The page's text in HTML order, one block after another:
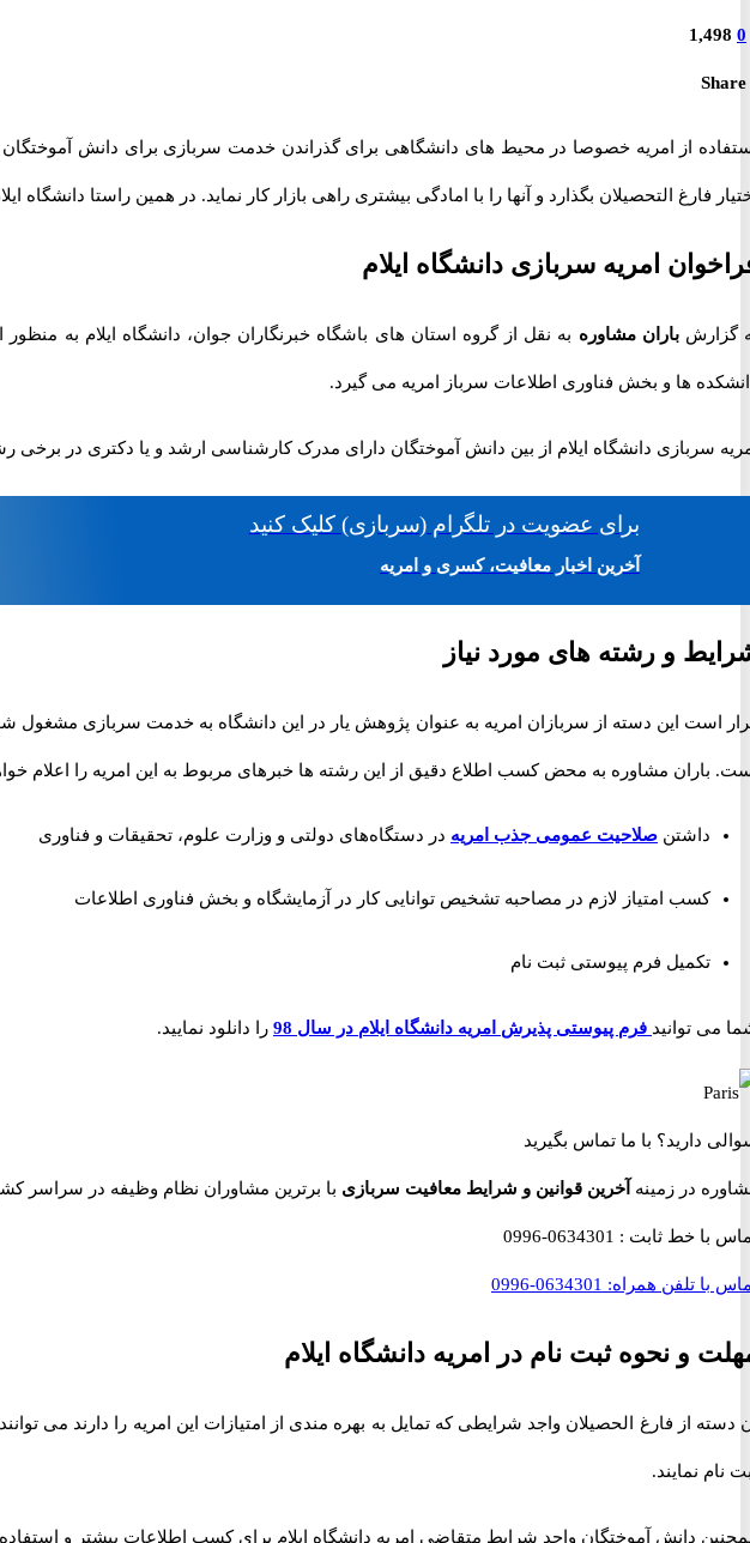
0
1,498
Share
از امریه خصوصا در محیط های دانشگاهی برای گذراندن خدمت سربازی برای دانش
فارغ التحصیلان بگذارد و آنها را با امادگی بیشتری راهی بازار کار نماید. در همین راستا دانشگاه ایلام شرایط جذب
امریه سربازی دانشگاه ایلام
گزارشباران مشاوره به نقل از گروه استان های باشگاه خبرنگاران جوان، دانشگاه ایلام به
ها و بخش فناوری اطلاعات سرباز امریه می گیرد.
سربازی دانشگاه ایلام از بین دانش آموختگان دارای مدرک کارشناسی ارشد و یا دکتری در برخی
برای عضویت در تلگرام (سربازی) کلیک کنید
آخرین اخبار معافیت، کسری و امریه
و رشته های مورد نیاز
است این دسته از سربازان امریه به عنوان پژوهش یار در این دانشگاه به خدمت سربازی مشغول
باران مشاوره به محض کسب اطلاع دقیق از این رشته ها خبرهای مربوط به این امریه را اعلام
داشتن صلاحیت عمومی جذب امریه در دستگاه‌های دولتی و وزارت علوم، تحقیقات و فناوری
کسب امتیاز لازم در مصاحبه تشخیص توانایی کار در آزمایشگاه و بخش فناوری اطلاعات
تکمیل فرم پیوستی ثبت نام
می توانید فرم پیوستی پذیرش امریه دانشگاه ایلام در سال 98 را دانلود نمایید.
دارید؟ با ما تماس بگیرید
در زمینه آخرین قوانین و شرایط معافیت سربازی با برترین مشاوران نظام وظیفه در سراسر کشور از 8 صبح الی 12 شب حتی
با خط ثابت : 0634301-0996
با تلفن همراه: 0634301-0996
و نحوه ثبت نام در امریه دانشگاه ایلام
دسته از فارغ الحصیلان واجد شرایطی که تمایل به بهره مندی از امتیازات این امریه را دارند می
نام نمایند.
دانش آموختگان واجد شرایط متقاضی امریه دانشگاه ایلام برای کسب اطلاعات بیشتر و